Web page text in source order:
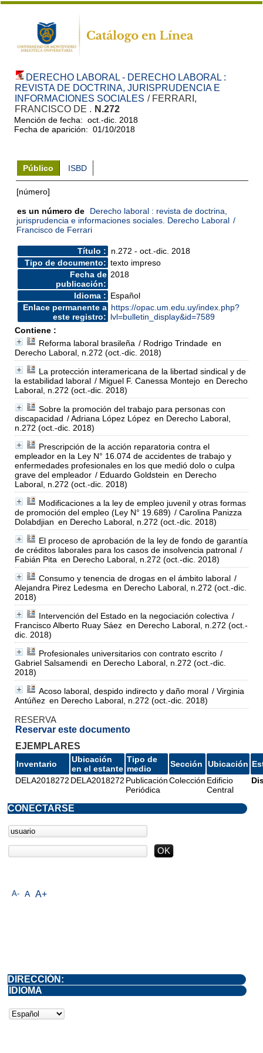
DERECHO LABORAL - DERECHO LABORAL :
REVISTA DE DOCTRINA, JURISPRUDENCIA E
INFORMACIONES SOCIALES / FERRARI,
FRANCISCO DE . N.272
Mención de fecha: oct.-dic. 2018
Fecha de aparición: 01/10/2018
Público ISBD
[número]
es un número de
Derecho laboral : revista de doctrina,
jurisprudencia e informaciones sociales. Derecho Laboral /
Francisco de Ferrari
Título :
n.272 - oct.-dic. 2018
Tipo de documento: texto impreso
Fecha de
publicación:
2018
Idioma : Español
Enlace permanente a
este registro:
https://opac.um.edu.uy/index.php?
lvl=bulletin_display&id=7589
Contiene :
Reforma laboral brasileña / Rodrigo Trindade en
Derecho Laboral, n.272 (oct.-dic. 2018)
La protección interamericana de la libertad sindical y de
la estabilidad laboral / Miguel F. Canessa Montejo en Derecho
Laboral, n.272 (oct.-dic. 2018)
Sobre la promoción del trabajo para personas con
discapacidad / Adriana López López en Derecho Laboral,
n.272 (oct.-dic. 2018)
Prescripción de la acción reparatoria contra el
empleador en la Ley N° 16.074 de accidentes de trabajo y
enfermedades profesionales en los que medió dolo o culpa
grave del empleador / Eduardo Goldstein en Derecho
Laboral, n.272 (oct.-dic. 2018)
Modificaciones a la ley de empleo juvenil y otras formas
de promoción del empleo (Ley N° 19.689) / Carolina Panizza
Dolabdjian en Derecho Laboral, n.272 (oct.-dic. 2018)
El proceso de aprobación de la ley de fondo de garantía
de créditos laborales para los casos de insolvencia patronal /
Fabián Pita en Derecho Laboral, n.272 (oct.-dic. 2018)
Consumo y tenencia de drogas en el ámbito laboral /
Alejandra Pirez Ledesma en Derecho Laboral, n.272 (oct.-dic.
2018)
Intervención del Estado en la negociación colectiva /
Francisco Alberto Ruay Sáez en Derecho Laboral, n.272 (oct.-
dic. 2018)
Profesionales universitarios con contrato escrito /
Gabriel Salsamendi en Derecho Laboral, n.272 (oct.-dic.
2018)
Acoso laboral, despido indirecto y daño moral / Virginia
Antúñez en Derecho Laboral, n.272 (oct.-dic. 2018)
RESERVA
Reservar este documento
EJEMPLARES
Inventario
Ubicación
en el estante
Tipo de
medio
Sección Ubicación
DELA2018272 DELA2018272 Publicación
Periódica
Colección Edificio
Central
A- A A+
CONECTARSE
DIRECCIÓN:
IDIOMA